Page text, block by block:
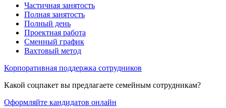
Частичная занятость
Полная занятость
Полный день
Проектная работа
Сменный график
Вахтовый метод
Корпоративная поддержка сотрудников
Какой соцпакет вы предлагаете семейным сотрудникам?
Оформляйте кандидатов онлайн